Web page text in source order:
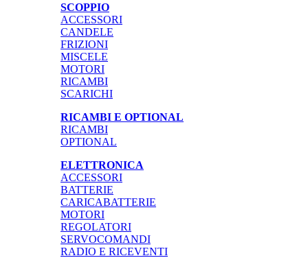
SCOPPIO
ACCESSORI
CANDELE
FRIZIONI
MISCELE
MOTORI
RICAMBI
SCARICHI
RICAMBI E OPTIONAL
RICAMBI
OPTIONAL
ELETTRONICA
ACCESSORI
BATTERIE
CARICABATTERIE
MOTORI
REGOLATORI
SERVOCOMANDI
RADIO E RICEVENTI